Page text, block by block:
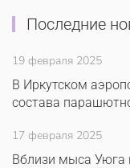
Последние
19 февраля 2025
В Иркутском
состава
17 февраля 2025
Вблизи мыса Уюга